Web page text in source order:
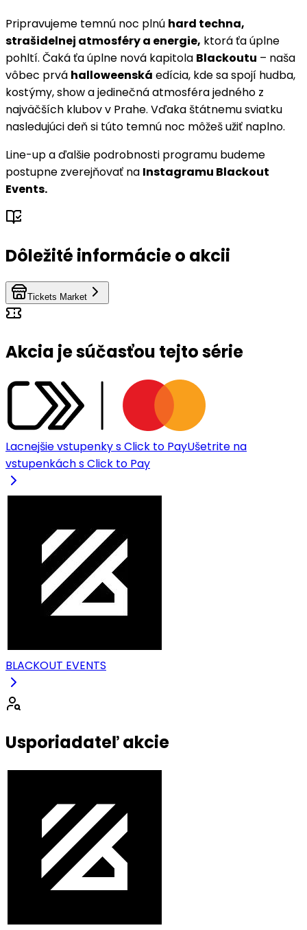
Pripravujeme temnú noc plnú hard techna,
strašidelnej atmosféry a energie, ktorá ťa úplne
pohltí. Čaká ťa úplne nová kapitola Blackoutu – naša
vôbec prvá halloweenská edícia, kde sa spojí hudba,
kostýmy, show a jedinečná atmosféra jedného z
najväčších klubov v Prahe. Vďaka štátnemu sviatku
nasledujúci deň si túto temnú noc môžeš užiť naplno.
Line-up a ďalšie podrobnosti programu budeme
postupne zverejňovať na Instagramu Blackout
Events.
Dôležité informácie o akcii
Tickets Market
Akcia je súčasťou tejto série
Lacnejšie vstupenky s Click to PayUšetrite na
vstupenkách s Click to Pay
BLACKOUT EVENTS
Usporiadateľ akcie